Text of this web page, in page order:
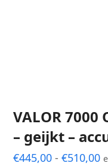
VALOR 7000
– geijkt –
€445,00 - €510,00